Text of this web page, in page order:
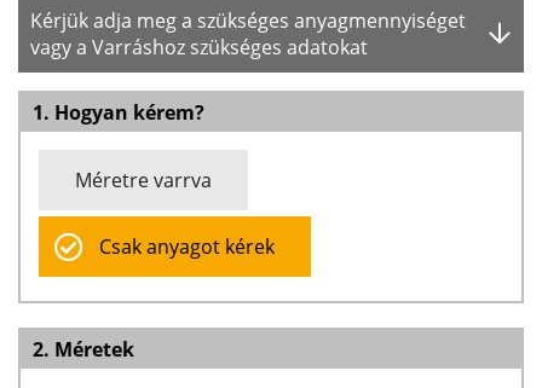
Kérjük adja meg a szükséges anyagmennyiséget
vagy a Varráshoz szükséges adatokat
1. Hogyan kérem?
Méretre varrva
Csak anyagot kérek
2. Méretek